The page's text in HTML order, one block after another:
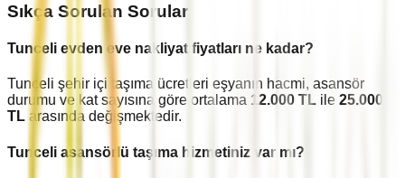
Sıkça Sorulan Sorular
Tunceli evden eve nakliyat fiyatları ne kadar?
Tunceli şehir içi taşıma ücretleri eşyanın hacmi, asansör
durumu ve kat sayısına göre ortalama 12.000 TL ile 25.000
TL arasında değişmektedir.
Tunceli asansörlü taşıma hizmetiniz var mı?